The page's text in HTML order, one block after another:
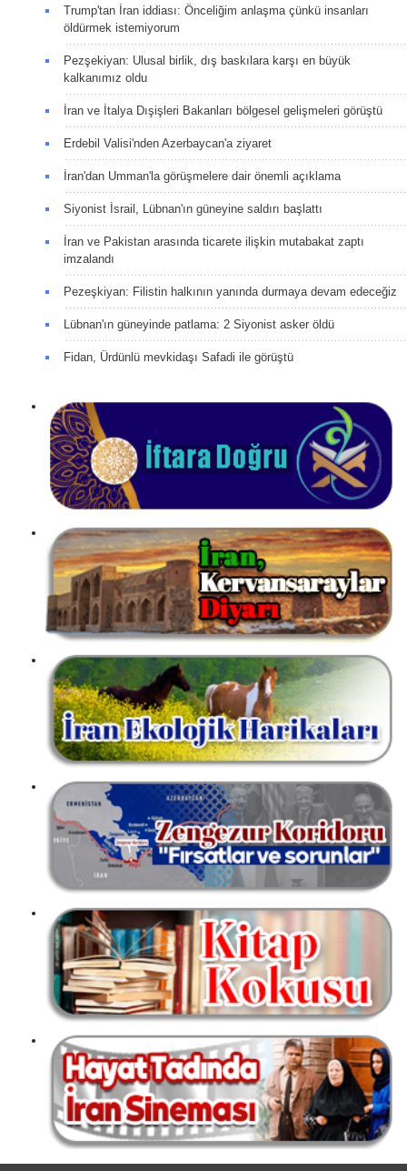
Trump'tan İran iddiası: Önceliğim anlaşma çünkü insanları
öldürmek istemiyorum
Pezşekiyan: Ulusal birlik, dış baskılara karşı en büyük
kalkanımız oldu
İran ve İtalya Dışişleri Bakanları bölgesel gelişmeleri görüştü
Erdebil Valisi'nden Azerbaycan'a ziyaret
İran'dan Umman'la görüşmelere dair önemli açıklama
Siyonist İsrail, Lübnan'ın güneyine saldırı başlattı
İran ve Pakistan arasında ticarete ilişkin mutabakat zaptı
imzalandı
Pezeşkiyan: Filistin halkının yanında durmaya devam edeceğiz
Lübnan'ın güneyinde patlama: 2 Siyonist asker öldü
Fidan, Ürdünlü mevkidaşı Safadi ile görüştü